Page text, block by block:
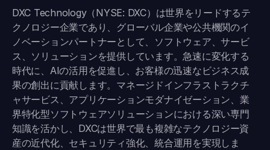
DXC Technology（NYSE: DXC）は世界をリードするテ
クノロジー企業であり、グローバル企業や公共機関のイ
ノベーションパートナーとして、ソフトウェア、サービ
ス、ソリューションを提供しています。急速に変化する
時代に、AIの活用を促進し、お客様の迅速なビジネス成
果の創出に貢献します。マネージドインフラストラクチ
ャサービス、アプリケーションモダナイゼーション、業
界特化型ソフトウェアソリューションにおける深い専門
知識を活かし、DXCは世界で最も複雑なテクノロジー資
産の近代化、セキュリティ強化、統合運用を実現しま